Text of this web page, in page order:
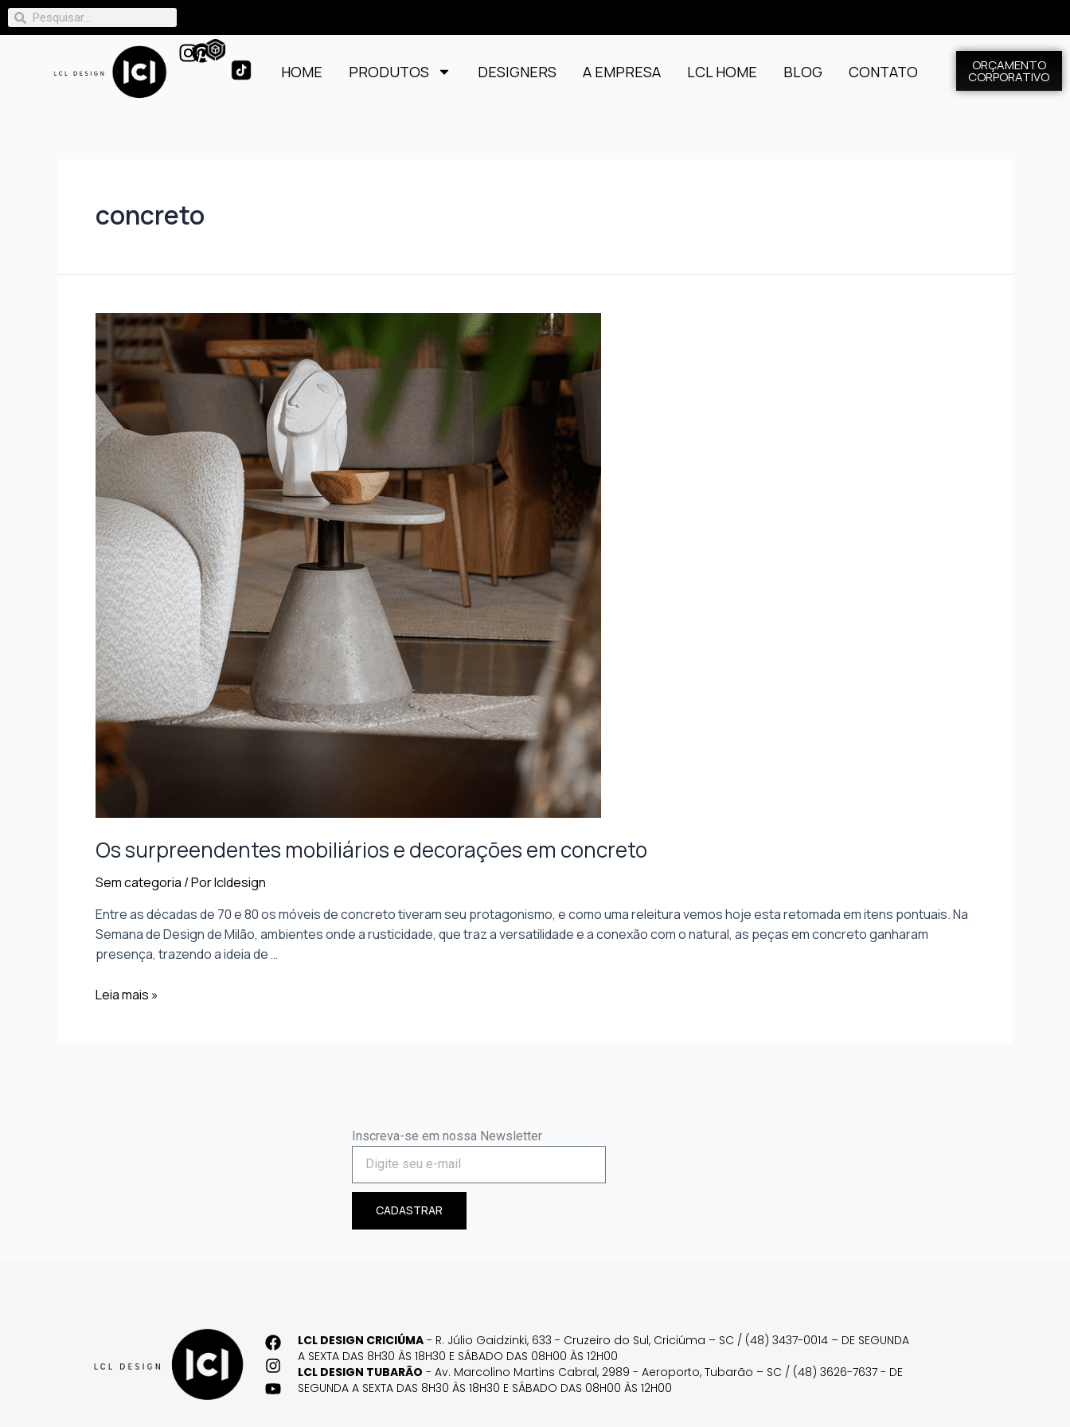
HOME PRODUTOS DESIGNERS A EMPRESA LCL HOME BLOG CONTATO ORÇAMENTO
CORPORATIVO
concreto
Os surpreendentes mobiliários e decorações em concreto
Sem categoria / Porlcldesign
Entre as décadas de 70 e 80 os móveis de concreto tiveram seu protagonismo, e como uma releitura vemos hoje esta retomada em itens pontuais. Na
Semana de Design de Milão, ambientes onde a rusticidade, que traz a versatilidade e a conexão com o natural, as peças em concreto ganharam
presença, trazendo a ideia de …
Leia mais »
Inscreva-se em nossa Newsletter
CADASTRAR
LCL DESIGN CRICIÚMA - R. Júlio Gaidzinki, 633 - Cruzeiro do Sul, Criciúma – SC / (48) 3437-0014 – DE SEGUNDA
A SEXTA DAS 8H30 ÀS 18H30 E SÁBADO DAS 08H00 ÀS 12H00
LCL DESIGN TUBARÃO - Av. Marcolino Martins Cabral, 2989 - Aeroporto, Tubarão – SC / (48) 3626-7637 - DE
SEGUNDA A SEXTA DAS 8H30 ÀS 18H30 E SÁBADO DAS 08H00 ÀS 12H00